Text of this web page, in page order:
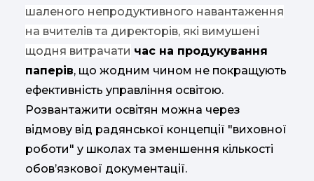
шаленого непродуктивного навантаження
на вчителів та директорів, які вимушені
щодня витрачати час на продукування
паперів, що жодним чином не покращують
ефективність управління освітою.
Розвантажити освітян можна через
відмову від радянської концепції "виховної
роботи" у школах та зменшення кількості
обов’язкової документації.